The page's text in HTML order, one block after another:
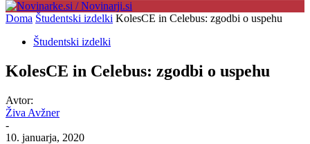
Doma Študentski izdelki KolesCE in Celebus: zgodbi o uspehu
Študentski izdelki
KolesCE in Celebus: zgodbi o uspehu
Avtor:
Živa Avžner
-
10. januarja, 2020